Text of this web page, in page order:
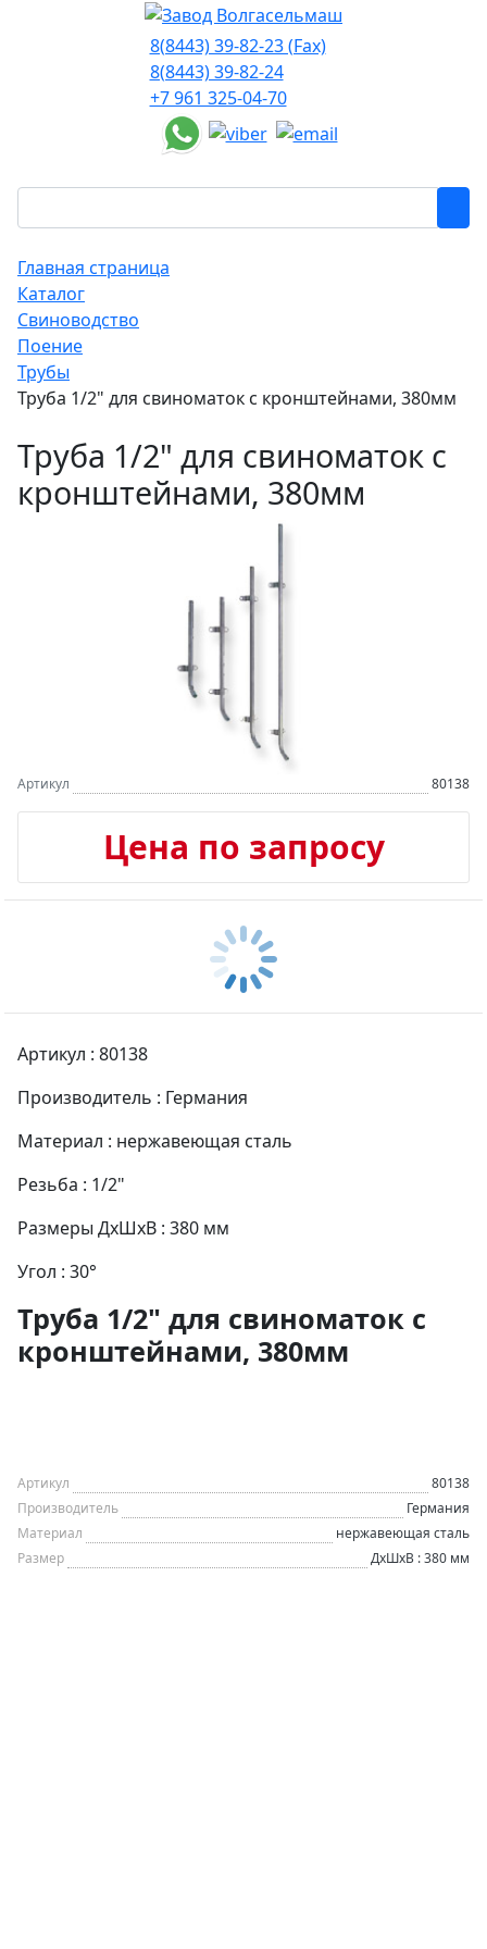
8(8443) 39-82-23 (Fax)
8(8443) 39-82-24
+7 961 325-04-70
Главная страница
Каталог
Свиноводство
Поение
Трубы
Труба 1/2" для свиноматок с кронштейнами, 380мм
Труба 1/2" для свиноматок с
кронштейнами, 380мм
Артикул 80138
Цена по запросу
Артикул : 80138
Производитель : Германия
Материал : нержавеющая сталь
Резьба : 1/2"
Размеры ДхШхВ : 380 мм
Угол : 30°
Труба 1/2" для свиноматок с
кронштейнами, 380мм
Артикул
80138
Производитель
Германия
Материал
нержавеющая сталь
Размер
ДхШхВ : 380 мм